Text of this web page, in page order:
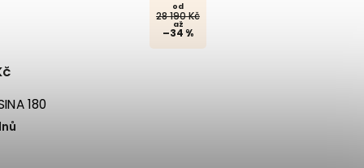
od
28 190 Kč
až
–34 %
180